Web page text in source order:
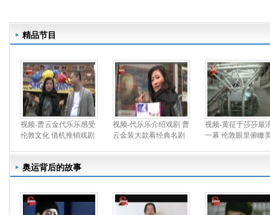
精品节目
视频-曹云金代乐乐感受
伦敦文化 借机推销戏剧
视频-代乐乐介绍戏剧 曹
云金装大款看经典名剧
视频-黄征于莎莎最
一幕 伦敦眼里俯瞰
奥运背后的故事